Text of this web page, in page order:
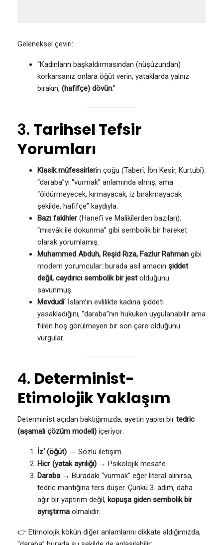
Geleneksel çeviri:
“Kadınların başkaldırmasından (nüşûzundan)
korkarsanız onlara öğüt verin, yataklarda yalnız
bırakın, (hafifçe) dövün.”
3. Tarihsel Tefsir
Yorumları
Klasik müfessirlerin çoğu (Taberî, İbn Kesîr, Kurtubî):
“daraba”yı “vurmak” anlamında almış, ama
“öldürmeyecek, kırmayacak, iz bırakmayacak
şekilde, hafifçe” kaydıyla.
Bazı fakihler(Hanefî ve Malikîlerden bazıları):
“misvâk ile dokunma” gibi sembolik bir hareket
olarak yorumlamış.
Muhammed Abduh, Reşid Rıza, Fazlur Rahman gibi
modern yorumcular: burada asıl amacın şiddet
değil, caydırıcı sembolik bir jestolduğunu
savunmuş.
Mevdudî: İslam’ın evlilikte kadına şiddeti
yasakladığını, “daraba”nın hukuken uygulanabilir ama
fiilen hoş görülmeyen bir son çare olduğunu
vurgular.
4. Determinist-
Etimolojik Yaklaşım
Determinist açıdan baktığımızda, ayetin yapısı bir tedric
(aşamalı çözüm modeli) içeriyor:
İz‘ (öğüt) → Sözlü iletişim.
Hicr (yatak ayrılığı) → Psikolojik mesafe.
Daraba → Buradaki “vurmak” eğer literal alınırsa,
tedric mantığına ters düşer. Çünkü 3. adım, daha
ağır bir yaptırım değil, kopuşa giden sembolik bir
ayrıştırma olmalıdır.
👉 Etimolojik kökün diğer anlamlarını dikkate aldığımızda,